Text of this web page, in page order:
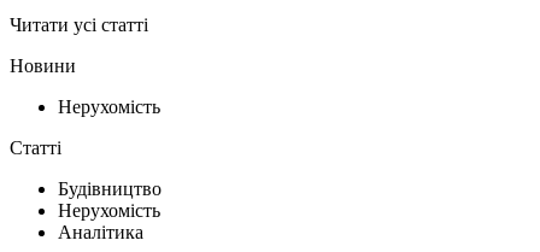
Читати усі статті
Новини
Нерухомість
Статті
Будівництво
Нерухомість
Аналітика